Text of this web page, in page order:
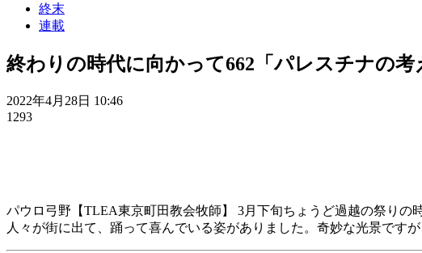
終末
連載
終わりの時代に向かって662「パレスチナの考
2022年4月28日 10:46
1293
パウロ弓野【TLEA東京町田教会牧師】 3月下旬ちょうど過越の祭り
人々が街に出て、踊って喜んでいる姿がありました。奇妙な光景です